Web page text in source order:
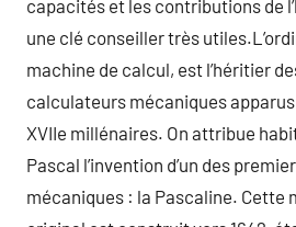
capacités et les contributions de
une clé conseiller très
machine de calcul, est l’héritier
calculateurs mécaniques apparus
XVIIe millénaires. On attribue
Pascal l’invention d’un des
mécaniques : la Pascaline. Cette